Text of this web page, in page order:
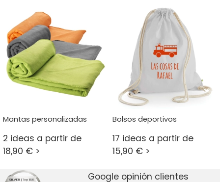
Mantas personalizadas
2 ideas a partir de
18,90 € >
Bolsos deportivos
17 ideas a partir de
15,90 € >
Google opinión clientes